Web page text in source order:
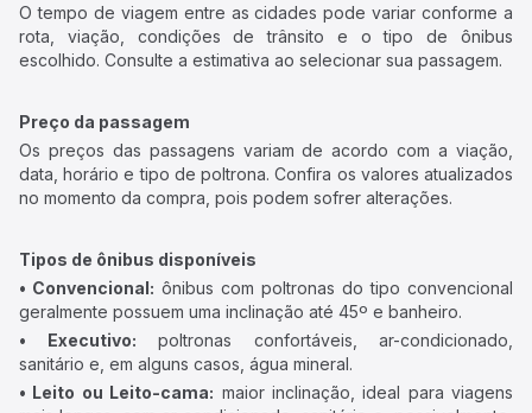
O tempo de viagem entre as cidades pode variar conforme a
rota, viação, condições de trânsito e o tipo de ônibus
escolhido. Consulte a estimativa ao selecionar sua passagem.
Preço da passagem
Os preços das passagens variam de acordo com a viação,
data, horário e tipo de poltrona. Confira os valores atualizados
no momento da compra, pois podem sofrer alterações.
Tipos de ônibus disponíveis
• Convencional: ônibus com poltronas do tipo convencional
geralmente possuem uma inclinação até 45º e banheiro.
• Executivo: poltronas confortáveis, ar-condicionado,
sanitário e, em alguns casos, água mineral.
• Leito ou Leito-cama: maior inclinação, ideal para viagens